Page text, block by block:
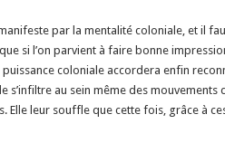
par la mentalité coloniale, et il
si l’on parvient à faire bonne
coloniale accordera enfin
s’infiltre au sein même des
Elle leur souffle que cette fois, grâce à